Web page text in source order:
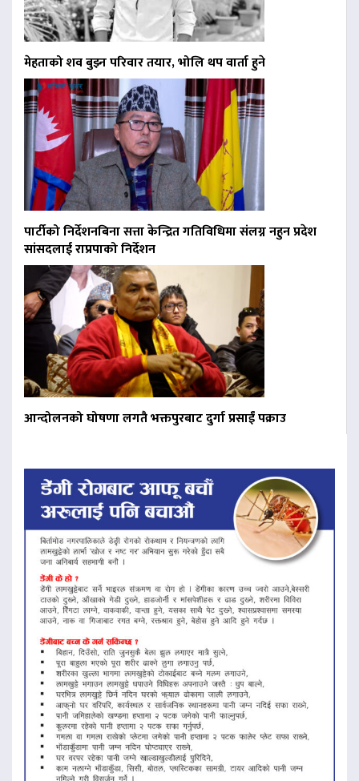
मेहताको शव बुझ्न परिवार तयार, भोलि थप वार्ता हुने
पार्टीको निर्देशनबिना सत्ता केन्द्रित गतिविधिमा संलग्न नहुन प्रदेश
सांसदलाई राप्रपाको निर्देशन
आन्दोलनको घोषणा लगतै भक्तपुरबाट दुर्गा प्रसाईं पक्राउ